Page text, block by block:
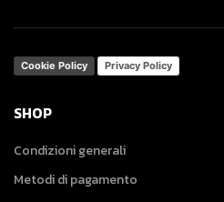
Cookie Policy Privacy Policy
SHOP
Condizioni generali
Metodi di pagamento